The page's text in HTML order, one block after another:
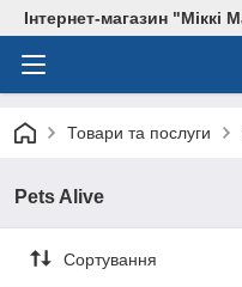
Інтернет-магазин "Міккі
Товари та послуги
Pets Alive
Сортування